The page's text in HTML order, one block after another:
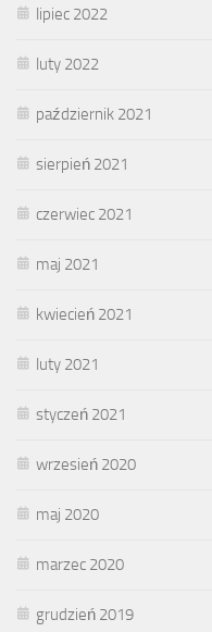
lipiec 2022
luty 2022
październik 2021
sierpień 2021
czerwiec 2021
maj 2021
kwiecień 2021
luty 2021
styczeń 2021
wrzesień 2020
maj 2020
marzec 2020
grudzień 2019